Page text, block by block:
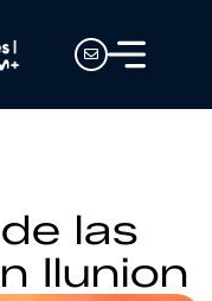
las
Ilunion